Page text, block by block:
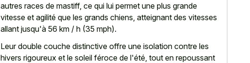
autres races de mastiff, ce qui lui permet une plus grande
vitesse et agilité que les grands chiens, atteignant des vitesses
allant jusqu'à 56 km / h (35 mph).
Leur double couche distinctive offre une isolation contre les
hivers rigoureux et le soleil féroce de l'été, tout en repoussant